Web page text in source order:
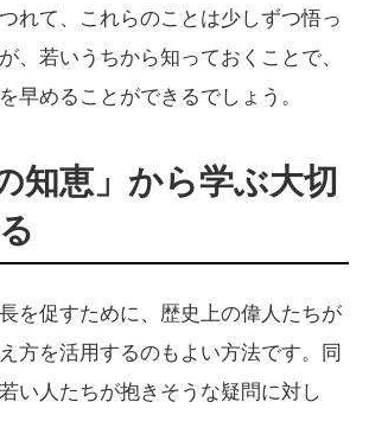
れて、これらのことは少しずつ悟っ
、若いうちから知っておくことで、
早めることができるでしょう。
知恵」から学ぶ大切
を促すために、歴史上の偉人たちが
方を活用するのもよい方法です。同
い人たちが抱きそうな疑問に対し